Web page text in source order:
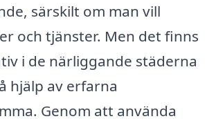
särskilt om man vill
och tjänster. Men det finns
i de närliggande städerna
hjälp av erfarna
Genom att använda